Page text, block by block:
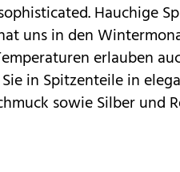
Hauchige
uns in den
erlauben
in Spitzenteile in
sowie Silber und